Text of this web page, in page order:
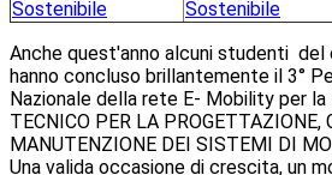
Anche quest'anno alcuni studenti
hanno concluso brillantemente il 3°
Nazionale della rete E- Mobility per
TECNICO PER LA PROGETTAZIONE,
MANUTENZIONE DEI SISTEMI DI
Una valida occasione di crescita, un